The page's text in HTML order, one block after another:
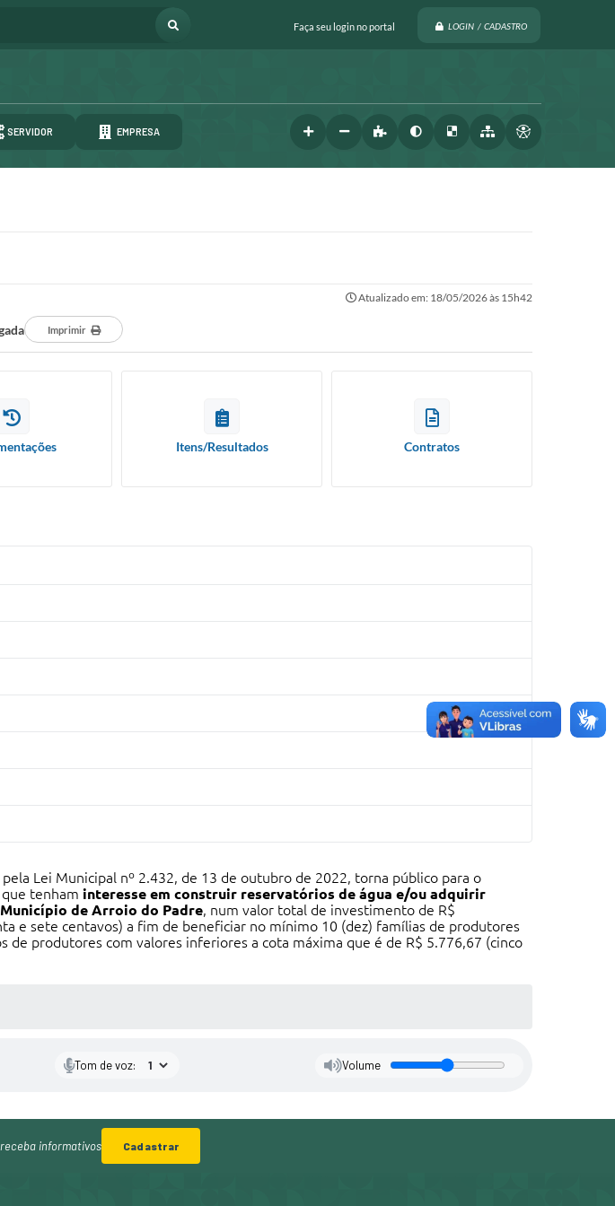
Faça seu login no portal LOGIN / CADASTRO
SERVIDOR EMPRESA
Atualizado em: 18/05/2026 às 15h42
Imprimir
Itens/Resultados Contratos
Lei Municipal nº 2.432, de 13 de outubro de 2022, torna público para o
tenham interesse em construir reservatórios de água e/ou adquirir
de Arroio do Padre, num valor total de investimento de R$
e sete centavos) a fim de beneficiar no mínimo 10 (dez) famílias de produtores
produtores com valores inferiores a cota máxima que é de R$ 5.776,67 (cinco
Tom de voz: Volume
informativos Cadastrar